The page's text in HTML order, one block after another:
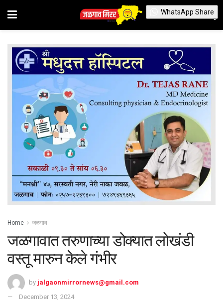
Home जळगाव
जळगावात तरुणाच्या डोक्यात लोखंडी
वस्तू मारुन केले गंभीर
by jalgaonmirrornews@gmail.com
December 13, 2024
WhatsApp Share